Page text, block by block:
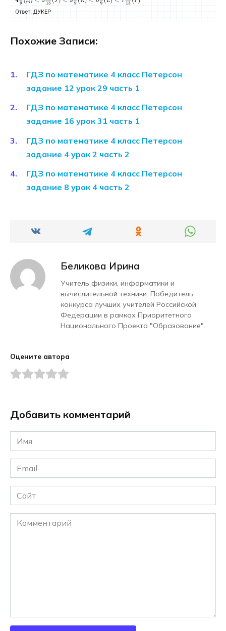
Похожие Записи:
ГДЗ по математике 4 класс Петерсон
задание 12 урок 29 часть 1
ГДЗ по математике 4 класс Петерсон
задание 16 урок 31 часть 1
ГДЗ по математике 4 класс Петерсон
задание 4 урок 2 часть 2
ГДЗ по математике 4 класс Петерсон
задание 8 урок 4 часть 2
Беликова Ирина
Учитель физики, информатики и
вычислительной техники. Победитель
конкурса лучших учителей Российской
Федерации в рамках Приоритетного
Национального Проекта "Образование".
Оцените автора
Добавить комментарий
Имя
*
Email
*
Сайт
Комментарий